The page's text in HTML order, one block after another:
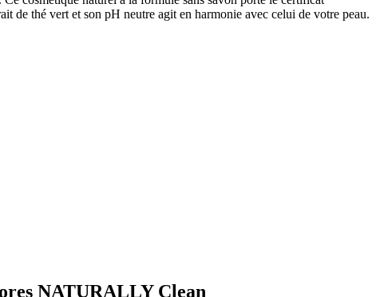
de thé vert et son pH neutre agit en harmonie avec celui de votre peau.
NATURALLY Clean